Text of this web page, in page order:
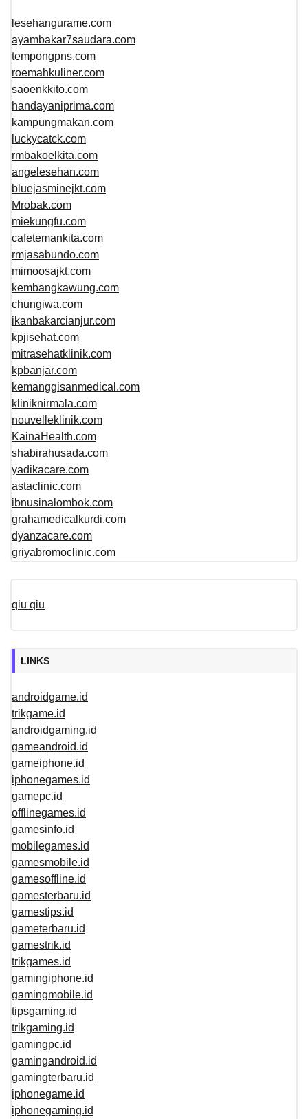
lesehangurame.com
ayambakar7saudara.com
tempongpns.com
roemahkuliner.com
saoenkkito.com
handayaniprima.com
kampungmakan.com
luckycatck.com
rmbakoelkita.com
angelesehan.com
bluejasminejkt.com
Mrobak.com
miekungfu.com
cafetemankita.com
rmjasabundo.com
mimoosajkt.com
kembangkawung.com
chungiwa.com
ikanbakarcianjur.com
kpjisehat.com
mitrasehatklinik.com
kpbanjar.com
kemanggisanmedical.com
kliniknirmala.com
nouvelleklinik.com
KainaHealth.com
shabirahusada.com
yadikacare.com
astaclinic.com
ibnusinalombok.com
grahamedicalkurdi.com
dyanzacare.com
griyabromoclinic.com
qiu qiu
LINKS
androidgame.id
trikgame.id
androidgaming.id
gameandroid.id
gameiphone.id
iphonegames.id
gamepc.id
offlinegames.id
gamesinfo.id
mobilegames.id
gamesmobile.id
gamesoffline.id
gamesterbaru.id
gamestips.id
gameterbaru.id
gamestrik.id
trikgames.id
gamingiphone.id
gamingmobile.id
tipsgaming.id
trikgaming.id
gamingpc.id
gamingandroid.id
gamingterbaru.id
iphonegame.id
iphonegaming.id